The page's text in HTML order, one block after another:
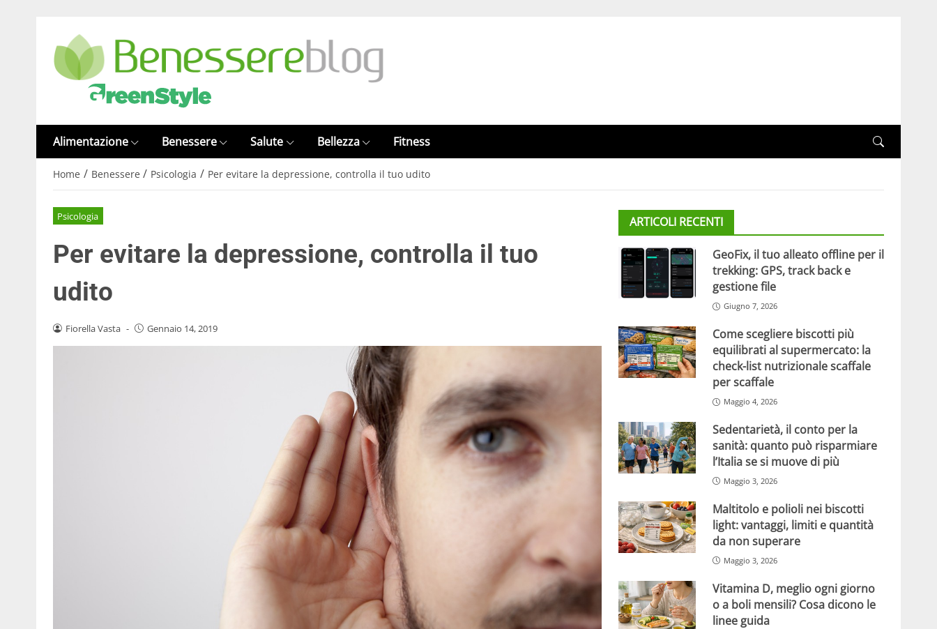
Alimentazione Benessere Salute Bellezza Fitness
Home / Benessere / Psicologia / Per evitare la depressione, controlla il tuo udito
Psicologia
Per evitare la depressione, controlla il tuo
udito
Fiorella Vasta - Gennaio 14, 2019
ARTICOLI RECENTI
GeoFix, il tuo alleato offline per il
trekking: GPS, track back e
gestione file
Giugno 7, 2026
Come scegliere biscotti più
equilibrati al supermercato: la
check-list nutrizionale scaffale
per scaffale
Maggio 4, 2026
Sedentarietà, il conto per la
sanità: quanto può risparmiare
l’Italia se si muove di più
Maggio 3, 2026
Maltitolo e polioli nei biscotti
light: vantaggi, limiti e quantità
da non superare
Maggio 3, 2026
Vitamina D, meglio ogni giorno
o a boli mensili? Cosa dicono le
linee guida